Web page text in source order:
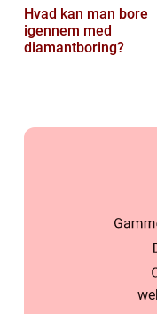
Hvad kan man bore
igennem med
diamantboring?